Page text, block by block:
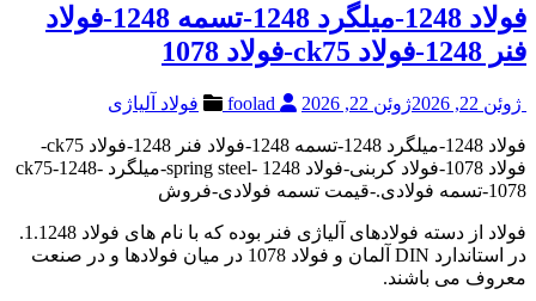
فولاد 1248-میلگرد 1248-تسمه 1248-فولاد
فنر 1248-فولاد ck75-فولاد 1078
ژوئن 22, 2026 ژوئن 22, 2026 فولاد آلیاژی
فولاد 1248-میلگرد 1248-تسمه 1248-فولاد فنر 1248-فولاد ck75-
فولاد 1078-فولاد کربنی-فولاد 1248 -spring steel-میلگرد ck75-1248-
1078-تسمه فولادی.-قیمت تسمه فولادی-فروش
فولاد از دسته فولادهای آلیاژی فنر بوده که با نام های فولاد 1.1248.
در استاندارد DIN آلمان و فولاد 1078 در میان فولادها و در صنعت
معروف می باشند.